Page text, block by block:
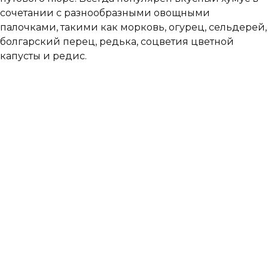
сочетании с разнообразными овощными
палочками, такими как морковь, огурец, сельдерей,
болгарский перец, редька, соцветия цветной
капусты и редис.